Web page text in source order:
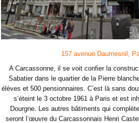
157 avenue Daumesnil,
A Carcassonne, il se voit confier la
Sabatier dans le quartier de la Pierre
élèves et 500 pensionnaires. C’est là sans
s’éteint le 3 octobre 1961 à Paris et est
Dourgne. Les autres bâtiments qui
seront l’œuvre du Carcassonnais Henri